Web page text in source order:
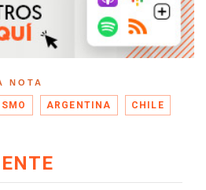
NOTA
ARGENTINA CHILE